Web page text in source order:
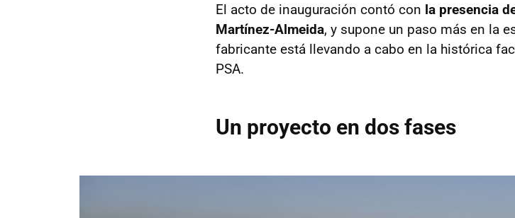
El acto de inauguración contó con la presencia
Martínez-Almeida, y supone un paso más en la
fabricante está llevando a cabo en la histórica
PSA.
Un proyecto en dos fases